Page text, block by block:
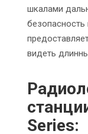
шкалами
безопасность
видеть
Series: